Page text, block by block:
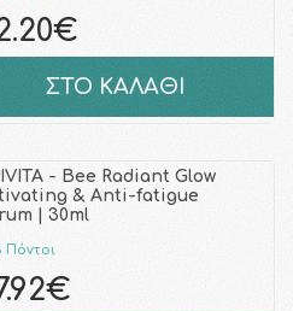
ΣΤΟ ΚΑΛΑΘΙ
- Bee Radiant Glow
& Anti-fatigue
| 30ml
Πόντοι